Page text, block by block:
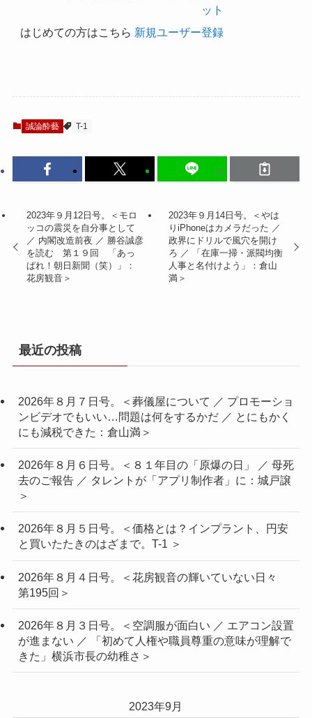
ット
はじめての方はこちら 新規ユーザー登録
誠論酔藝 T-1
2023年９月12日号。＜モロ
ッコの震災を自分事として
／ 内閣改造前夜 ／ 勝谷誠彦
を読む 第１９回 「あっ
ぱれ！朝日新聞（笑）」：
花房観音＞
2023年９月14日号。＜やは
りiPhoneはカメラだった ／
政界にドリルで風穴を開け
ろ ／ 「在庫一掃・派閥均衡
人事と名付けよう」：倉山
満＞
最近の投稿
2026年８月７日号。＜葬儀屋について ／ プロモーショ
ンビデオでもいい…問題は何をするかだ ／ とにもかく
にも減税できた：倉山満＞
2026年８月６日号。＜８１年目の「原爆の日」 ／ 母死
去のご報告 ／ タレントが「アプリ制作者」に：城戸譲
＞
2026年８月５日号。＜価格とは？インプラント、円安
と買いたたきのはざまで。T-1 ＞
2026年８月４日号。＜花房観音の輝いていない日々
第195回＞
2026年８月３日号。＜空調服が面白い ／ エアコン設置
が進まない ／ 「初めて人権や職員尊重の意味が理解で
きた」横浜市長の幼稚さ＞
2023年9月